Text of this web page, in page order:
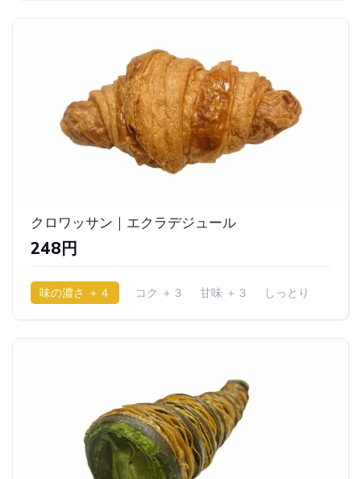
クロワッサン｜エクラデジュール
248円
味の濃さ ＋４ コク ＋３ 甘味 ＋３ しっとり